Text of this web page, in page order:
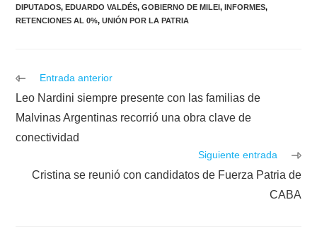
DIPUTADOS, EDUARDO VALDÉS, GOBIERNO DE MILEI, INFORMES,
RETENCIONES AL 0%, UNIÓN POR LA PATRIA
Leer
artículos
Entrada anterior
Leo Nardini siempre presente con las familias de
Malvinas Argentinas recorrió una obra clave de
conectividad
Siguiente entrada
Cristina se reunió con candidatos de Fuerza Patria de
CABA